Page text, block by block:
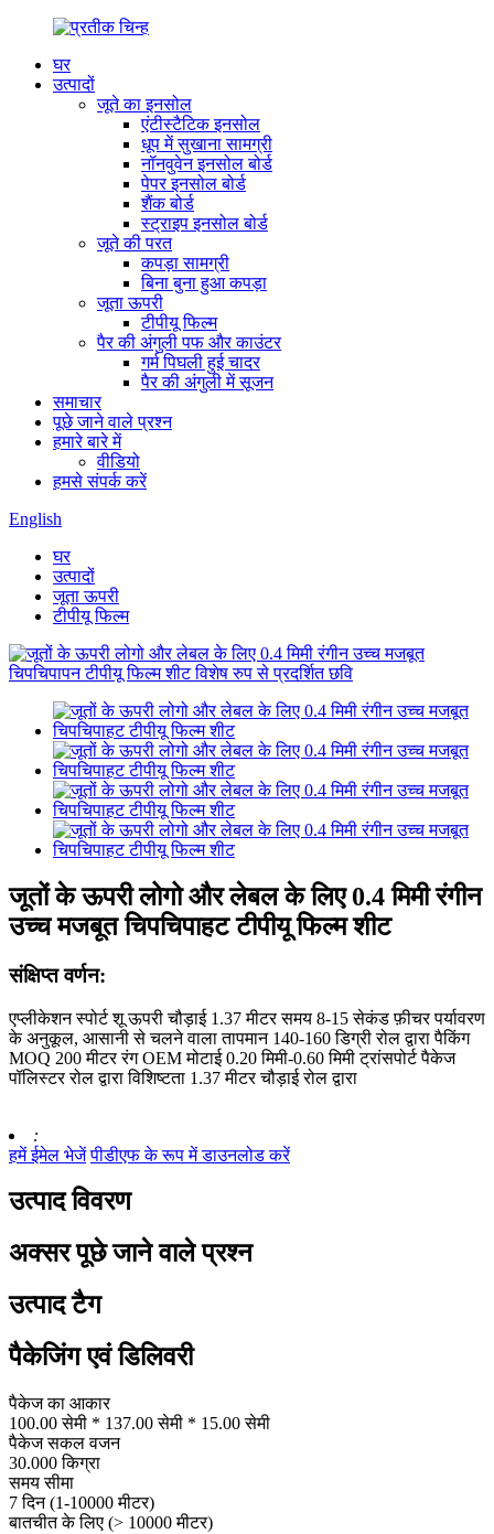
घर
उत्पादों
जूते का इनसोल
एंटीस्टैटिक इनसोल
धूप में सुखाना सामग्री
नॉनवुवेन इनसोल बोर्ड
पेपर इनसोल बोर्ड
शैंक बोर्ड
स्ट्राइप इनसोल बोर्ड
जूते की परत
कपड़ा सामग्री
बिना बुना हुआ कपड़ा
जूता ऊपरी
टीपीयू फिल्म
पैर की अंगुली पफ और काउंटर
गर्म पिघली हुई चादर
पैर की अंगुली में सूजन
समाचार
पूछे जाने वाले प्रश्न
हमारे बारे में
वीडियो
हमसे संपर्क करें
English
घर
उत्पादों
जूता ऊपरी
टीपीयू फिल्म
जूतों के ऊपरी लोगो और लेबल के लिए 0.4 मिमी रंगीन
उच्च मजबूत चिपचिपाहट टीपीयू फिल्म शीट
संक्षिप्त वर्णन:
एप्लीकेशन स्पोर्ट शू ऊपरी चौड़ाई 1.37 मीटर समय 8-15 सेकंड फ़ीचर पर्यावरण
के अनुकूल, आसानी से चलने वाला तापमान 140-160 डिग्री रोल द्वारा पैकिंग
MOQ 200 मीटर रंग OEM मोटाई 0.20 मिमी-0.60 मिमी ट्रांसपोर्ट पैकेज
पॉलिस्टर रोल द्वारा विशिष्टता 1.37 मीटर चौड़ाई रोल द्वारा
:
हमें ईमेल भेजें पीडीएफ के रूप में डाउनलोड करें
उत्पाद विवरण
अक्सर पूछे जाने वाले प्रश्न
उत्पाद टैग
पैकेजिंग एवं डिलिवरी
पैकेज का आकार
100.00 सेमी * 137.00 सेमी * 15.00 सेमी
पैकेज सकल वजन
30.000 किग्रा
समय सीमा
7 दिन (1-10000 मीटर)
बातचीत के लिए (> 10000 मीटर)